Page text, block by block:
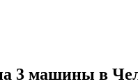
3 машины в